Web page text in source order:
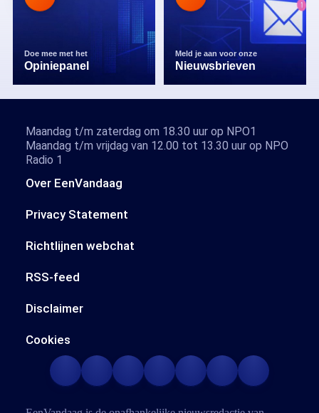
Doe mee met het
Opiniepanel
Meld je aan voor onze
Nieuwsbrieven
Over EenVandaag
Privacy Statement
Richtlijnen webchat
RSS-feed
Disclaimer
Cookies
Maandag t/m zaterdag om 18.30 uur op NPO1
Maandag t/m vrijdag van 12.00 tot 13.30 uur op NPO
Radio 1